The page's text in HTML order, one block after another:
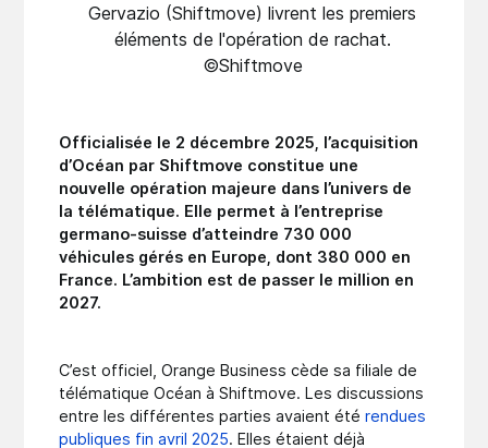
Gervazio (Shiftmove) livrent les premiers
éléments de l'opération de rachat.
©Shiftmove
Officialisée le 2 décembre 2025, l’acquisition
d’Océan par Shiftmove constitue une
nouvelle opération majeure dans l’univers de
la télématique. Elle permet à l’entreprise
germano-suisse d’atteindre 730 000
véhicules gérés en Europe, dont 380 000 en
France. L’ambition est de passer le million en
2027.
C’est officiel, Orange Business cède sa filiale de
télématique Océan à Shiftmove. Les discussions
entre les différentes parties avaient étérendues
publiques fin avril 2025. Elles étaient déjà